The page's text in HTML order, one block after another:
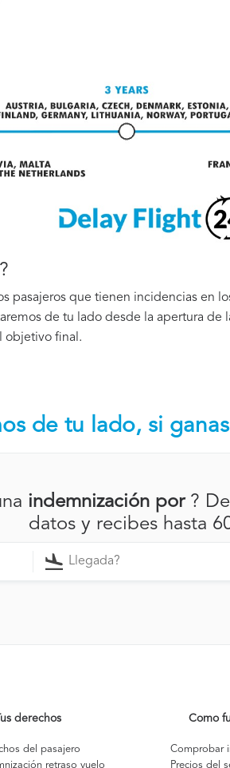
pasajeros que tienen incidencias en
de tu lado desde la apertura de
objetivo final.
de tu lado, si
indemnización por ?
datos y recibes hasta
derechos
del pasajero
retraso vuelo
Como
Comprobar
Precios del